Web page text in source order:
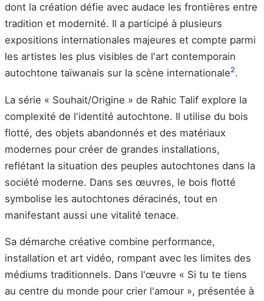
dont la création défie avec audace les frontières entre
tradition et modernité. Il a participé à plusieurs
expositions internationales majeures et compte parmi
les artistes les plus visibles de l'art contemporain
autochtone taïwanais sur la scène internationale2.
La série « Souhait/Origine » de Rahic Talif explore la
complexité de l'identité autochtone. Il utilise du bois
flotté, des objets abandonnés et des matériaux
modernes pour créer de grandes installations,
reflétant la situation des peuples autochtones dans la
société moderne. Dans ses œuvres, le bois flotté
symbolise les autochtones déracinés, tout en
manifestant aussi une vitalité tenace.
Sa démarche créative combine performance,
installation et art vidéo, rompant avec les limites des
médiums traditionnels. Dans l'œuvre « Si tu te tiens
au centre du monde pour crier l'amour », présentée à